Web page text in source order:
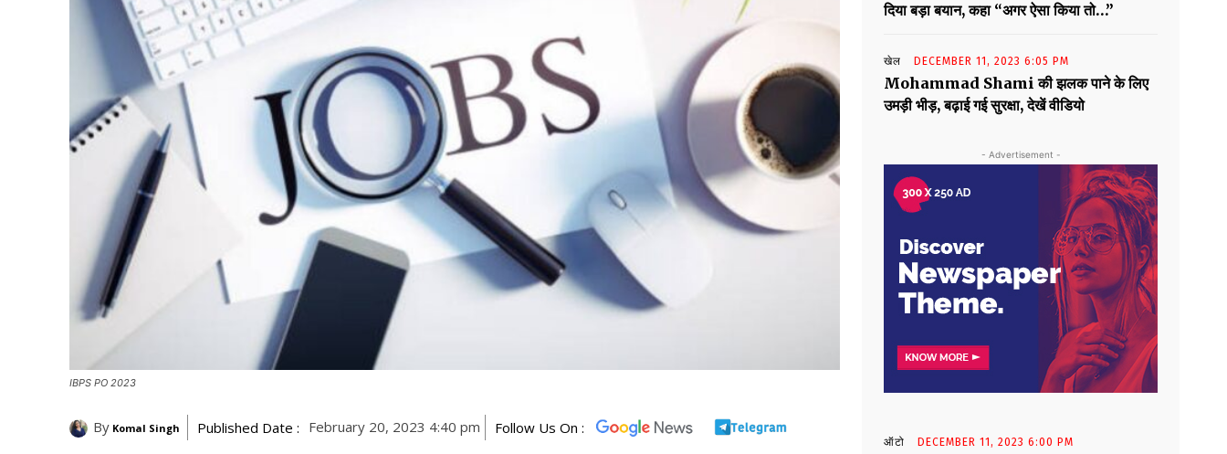
IBPS PO 2023
By Komal Singh Published Date : February 20, 2023 4:40 pm Follow Us On :
दिया बड़ा बयान, कहा “अगर ऐसा किया तो…”
खेल DECEMBER 11, 2023 6:05 PM
Mohammad Shami की झलक पाने के लिए
उमड़ी भीड़, बढ़ाई गई सुरक्षा, देखें वीडियो
- Advertisement -
ऑटो DECEMBER 11, 2023 6:00 PM